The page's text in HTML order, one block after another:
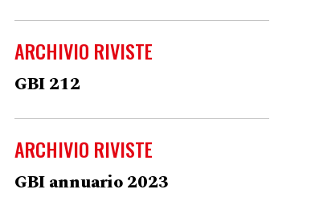
ARCHIVIO RIVISTE
GBI 212
ARCHIVIO RIVISTE
GBI annuario 2023